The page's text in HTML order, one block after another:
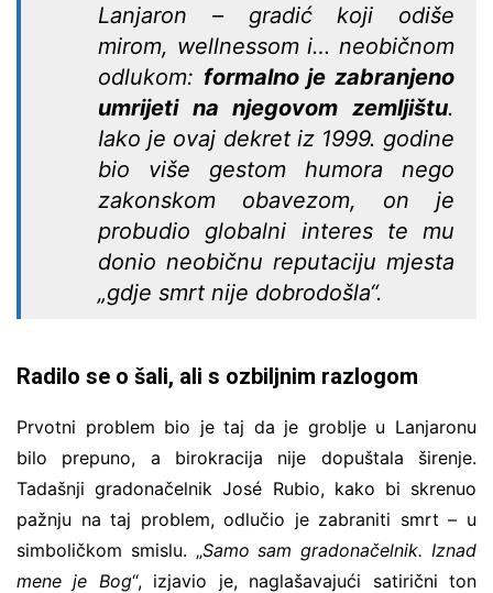
Lanjaron – gradić koji odiše
mirom, wellnessom i… neobičnom
odlukom: formalno je zabranjeno
umrijeti na njegovom zemljištu.
Iako je ovaj dekret iz 1999. godine
bio više gestom humora nego
zakonskom obavezom, on je
probudio globalni interes te mu
donio neobičnu reputaciju mjesta
„gdje smrt nije dobrodošla“.
Radilo se o šali, ali s ozbiljnim razlogom
Prvotni problem bio je taj da je groblje u Lanjaronu
bilo prepuno, a birokracija nije dopuštala širenje.
Tadašnji gradonačelnik José Rubio, kako bi skrenuo
pažnju na taj problem, odlučio je zabraniti smrt – u
simboličkom smislu. „Samo sam gradonačelnik. Iznad
mene je Bog“, izjavio je, naglašavajući satirični ton